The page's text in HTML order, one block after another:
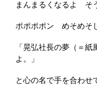
まんまるくなるよ そ
ポポポポン めそめそ
「晃弘社長の夢（＝
よ。」
と心の名で手を合わせ